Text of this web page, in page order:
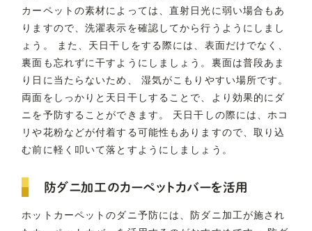
カーペットの素材によっては、直射日光に弱い場合もあ
りますので、洗濯表示を確認してから行うようにしまし
ょう。 また、天日干しをする際には、表面だけでなく、
裏面も忘れずに干すようにしましょう。裏面は普段あま
り日に当たらないため、 湿気がこもりやすい場所です。
両面をしっかりと天日干しすることで、より効果的にダ
ニを予防することができます。 天日干しの際には、ホコ
リや花粉などが付着する可能性もありますので、取り込
む前に軽く叩いて落とすようにしましょう。
防ダニ加工のカーペットカバーを活用
ホットカーペットのダニ予防には、防ダニ加工が施され